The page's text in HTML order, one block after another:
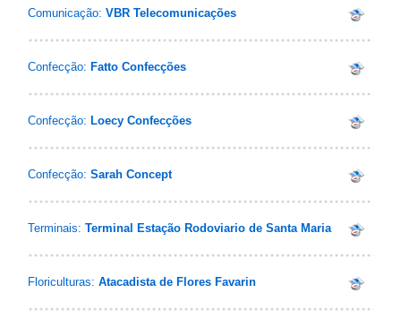
Comunicação: VBR Telecomunicações
Confecção: Fatto Confecções
Confecção: Loecy Confecções
Confecção: Sarah Concept
Terminais: Terminal Estação Rodoviario de Santa Maria
Floriculturas: Atacadista de Flores Favarin